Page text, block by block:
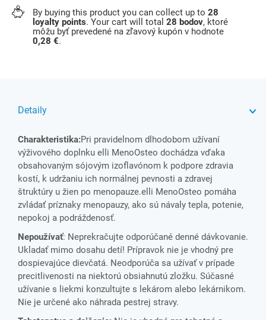
By buying this product you can collect up to 28
loyalty points. Your cart will total 28 bodov, ktoré
môžu byť prevedené na zľavový kupón v hodnote
0,28 €.
Detaily
Charakteristika:Pri pravidelnom dlhodobom užívaní
výživového doplnku elli MenoOsteo dochádza vďaka
obsahovaným sójovým izoflavónom k podpore zdravia
kostí, k udržaniu ich normálnej pevnosti a zdravej
štruktúry u žien po menopauze.elli MenoOsteo pomáha
zvládať príznaky menopauzy, ako sú návaly tepla, potenie,
nepokoj a podráždenosť.
Nepoužívať: Neprekračujte odporúčané denné dávkovanie.
Ukladať mimo dosahu detí! Prípravok nie je vhodný pre
dospievajúce dievčatá. Neodporúča sa užívať v prípade
precitlivenosti na niektorú obsiahnutú zložku. Súčasné
užívanie s liekmi konzultujte s lekárom alebo lekárnikom.
Nie je určené ako náhrada pestrej stravy.